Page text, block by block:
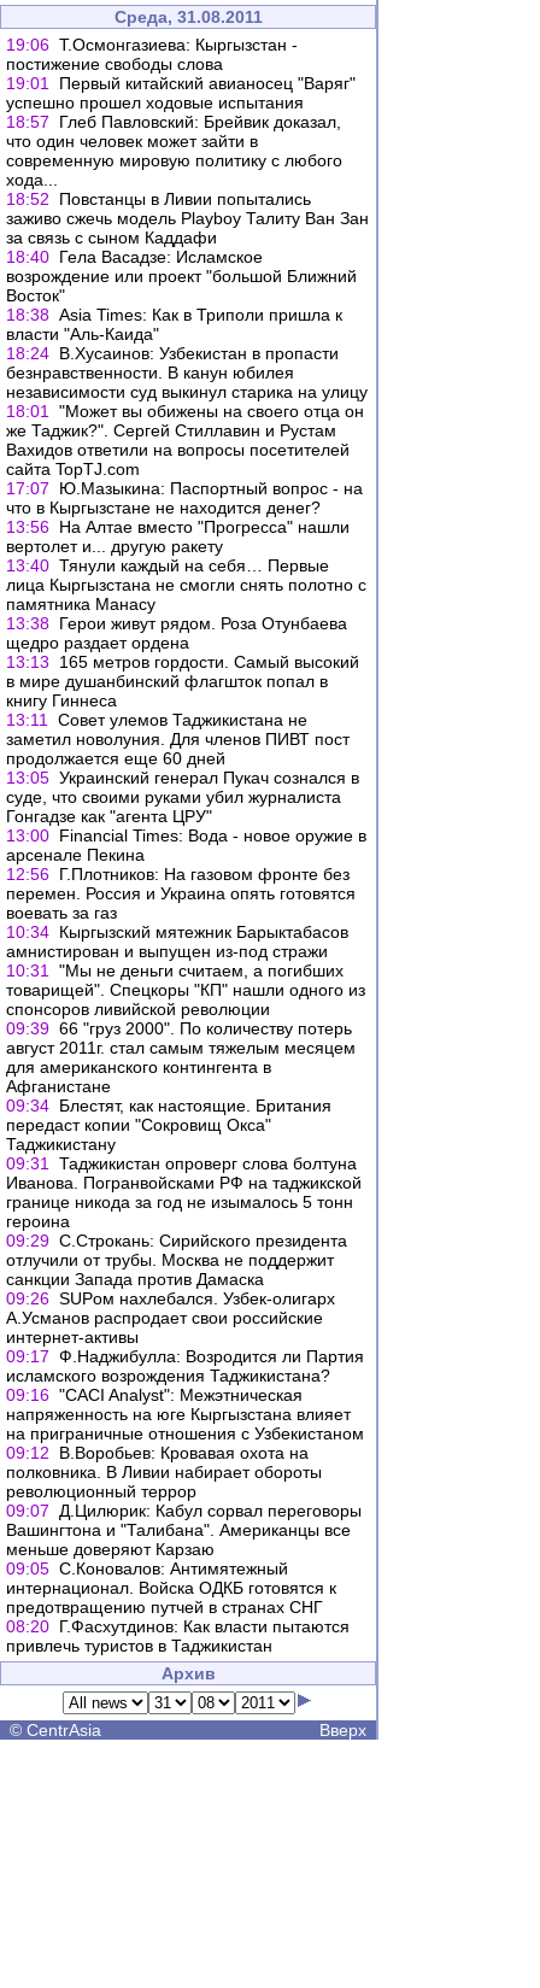
Среда, 31.08.2011
19:06 Т.Осмонгазиева: Кыргызстан -
постижение свободы слова
19:01
Первый китайский авианосец "Варяг"
успешно прошел ходовые испытания
18:57
Глеб Павловский: Брейвик доказал,
что один человек может зайти в
современную мировую политику с любого
хода...
18:52
Повстанцы в Ливии попытались
заживо сжечь модель Playboy Талиту Ван Зан
за связь с сыном Каддафи
18:40 Гела Васадзе: Исламское
возрождение или проект "большой Ближний
Восток"
18:38 Asia Times: Как в Триполи пришла к
власти "Аль-Каида"
18:24 В.Хусаинов: Узбекистан в пропасти
безнравственности. В канун юбилея
независимости суд выкинул старика на улицу
18:01
"Может вы обижены на своего отца он
же Таджик?". Сергей Стиллавин и Рустам
Вахидов ответили на вопросы посетителей
сайта TopTJ.com
17:07
Ю.Мазыкина: Паспортный вопрос - на
что в Кыргызстане не находится денег?
13:56 На Алтае вместо "Прогресса" нашли
вертолет и... другую ракету
13:40 Тянули каждый на себя… Первые
лица Кыргызстана не смогли снять полотно с
памятника Манасу
13:38 Герои живут рядом. Роза Отунбаева
щедро раздает ордена
13:13
165 метров гордости. Самый высокий
в мире душанбинский флагшток попал в
книгу Гиннеса
13:11
Совет улемов Таджикистана не
заметил новолуния. Для членов ПИВТ пост
продолжается еще 60 дней
13:05 Украинский генерал Пукач сознался в
суде, что своими руками убил журналиста
Гонгадзе как "агента ЦРУ"
13:00 Financial Times: Вода - новое оружие в
арсенале Пекина
12:56 Г.Плотников: На газовом фронте без
перемен. Россия и Украина опять готовятся
воевать за газ
10:34 Кыргызский мятежник Барыктабасов
амнистирован и выпущен из-под стражи
10:31
"Мы не деньги считаем, а погибших
товарищей". Спецкоры "КП" нашли одного из
спонсоров ливийской революции
09:39 66 "груз 2000". По количеству потерь
август 2011г. стал самым тяжелым месяцем
для американского контингента в
Афганистане
09:34 Блестят, как настоящие. Британия
передаст копии "Сокровищ Окса"
Таджикистану
09:31
Таджикистан опроверг слова болтуна
Иванова. Погранвойсками РФ на таджикской
границе никода за год не изымалось 5 тонн
героина
09:29 С.Строкань: Сирийского президента
отлучили от трубы. Москва не поддержит
санкции Запада против Дамаска
09:26 SUPом нахлебался. Узбек-олигарх
А.Усманов распродает свои российские
интернет-активы
09:17 Ф.Наджибулла: Возродится ли Партия
исламского возрождения Таджикистана?
09:16 "CACI Analyst": Межэтническая
напряженность на юге Кыргызстана влияет
на приграничные отношения с Узбекистаном
09:12
В.Воробьев: Кровавая охота на
полковника. В Ливии набирает обороты
революционный террор
09:07
Д.Цилюрик: Кабул сорвал переговоры
Вашингтона и "Талибана". Американцы все
меньше доверяют Карзаю
09:05 С.Коновалов: Антимятежный
интернационал. Войска ОДКБ готовятся к
предотвращению путчей в странах СНГ
08:20 Г.Фасхутдинов: Как власти пытаются
привлечь туристов в Таджикистан
Архив
© CentrAsia Вверх